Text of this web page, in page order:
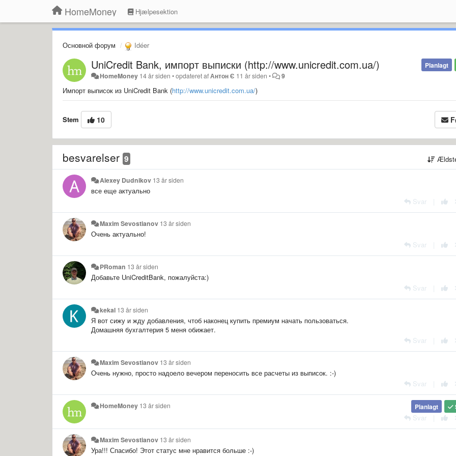
HomeMoney Hjælpesektion
Основной форум Idéer
Planlagt
UniCredit Bank, импорт выписки (http://www.unicredit.com.ua/)
HomeMoney 14 år siden •opdateret afАнтон Є 11 år siden • 9
Импорт выписок из UniCredit Bank (http://www.unicredit.com.ua/)
Stem 10
besvarelser 9
Alexey Dudnikov 13 år siden
все еще актуально
Svar
Maxim Sevostianov 13 år siden
Очень актуально!
Svar
PRoman 13 år siden
Добавьте UniCreditBank, пожалуйста:)
Svar
kekal 13 år siden
Я вот сижу и жду добавления, чтоб наконец купить премиум начать пользоваться.
Домашняя бухгалтерия 5 меня обижает.
Svar
Maxim Sevostianov 13 år siden
Очень нужно, просто надоело вечером переносить все расчеты из выписок. :-)
Svar
Planlagt
HomeMoney 13 år siden
Svar
Maxim Sevostianov 13 år siden
Ура!!! Спасибо! Этот статус мне нравится больше :-)